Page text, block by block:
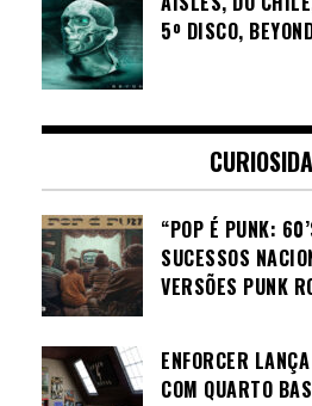
5º DISCO,
“POP É PUNK:
SUCESSOS
VERSÕES PUNK
ENFORCER
COM QUARTO